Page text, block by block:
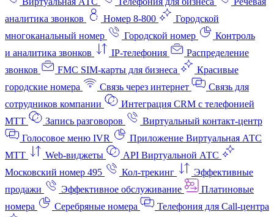
аналитика звонков
Номер 8-800
Городской
многоканальный номер
Городской номер
Контроль
и аналитика звонков
IP-телефония
Распределение
звонков
FMC SIM-карты для бизнеса
Красивые
городские номера
Связь через интернет
Связь для
сотрудников компании
Интеграция CRM с телефонией
МТТ
Запись разговоров
Виртуальный контакт‑центр
Голосовое меню IVR
Приложение Виртуальная АТС
МТТ
Web-виджеты
API Виртуальной АТС
Московский номер 495
Кол-трекинг
Эффективные
продажи
Эффективное обслуживание
Платиновые
номера
Серебряные номера
Телефония для Call-центра